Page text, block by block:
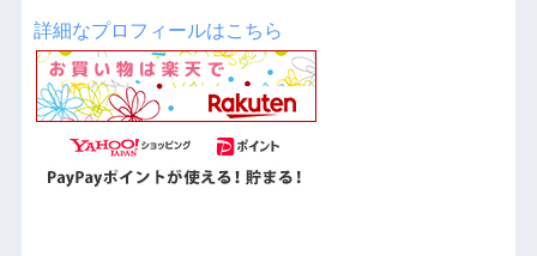
詳細なプロフィールはこちら